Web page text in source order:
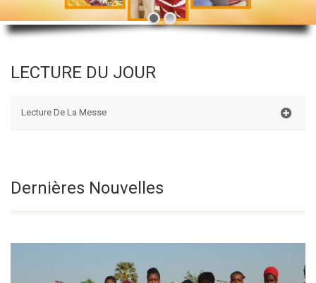
LECTURE DU JOUR
Lecture De La Messe
La 18e Semaine
Du Temps Ordinaire
Dernières Nouvelles